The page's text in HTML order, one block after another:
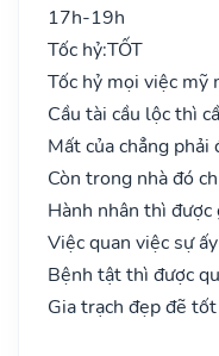
17h-19h
Tốc hỷ:TỐT
Tốc hỷ mọi việc mỹ
Cầu tài cầu lộc thì
Mất của chẳng phải
Còn trong nhà đó
Hành nhân thì được
Việc quan việc sự
Bệnh tật thì được
Gia trạch đẹp đẽ